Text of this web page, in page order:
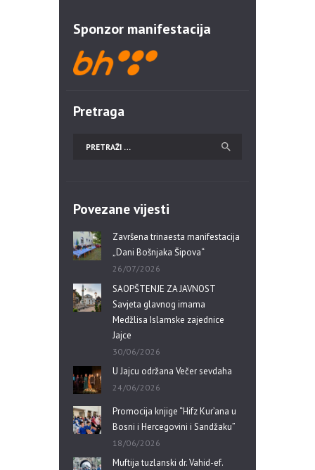
Sponzor manifestacija
Pretraga
Povezane vijesti
Završena trinaesta manifestacija
„Dani Bošnjaka Šipova“
26/07/2026
SAOPŠTENJE ZA JAVNOST
Savjeta glavnog imama
Medžlisa Islamske zajednice
Jajce
30/06/2026
U Jajcu održana Večer sevdaha
24/06/2026
Promocija knjige “Hifz Kur’ana u
Bosni i Hercegovini i Sandžaku”
18/06/2026
Muftija tuzlanski dr. Vahid-ef.